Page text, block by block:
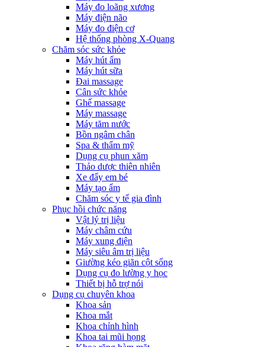
Máy đo loãng xương
Máy điện não
Máy đo điện cơ
Hệ thống phòng X-Quang
Chăm sóc sức khỏe
Máy hút ẩm
Máy hút sữa
Đai massage
Cân sức khỏe
Ghế massage
Máy massage
Máy tăm nước
Bồn ngâm chân
Spa & thẩm mỹ
Dụng cụ phun xăm
Thảo dược thiên nhiên
Xe đẩy em bé
Máy tạo ẩm
Chăm sóc y tế gia đình
Phục hồi chức năng
Vật lý trị liệu
Máy châm cứu
Máy xung điện
Máy siêu âm trị liệu
Giường kéo giãn cột sống
Dụng cụ đo lường y học
Thiết bị hỗ trợ nói
Dụng cụ chuyên khoa
Khoa sản
Khoa mắt
Khoa chỉnh hình
Khoa tai mũi họng